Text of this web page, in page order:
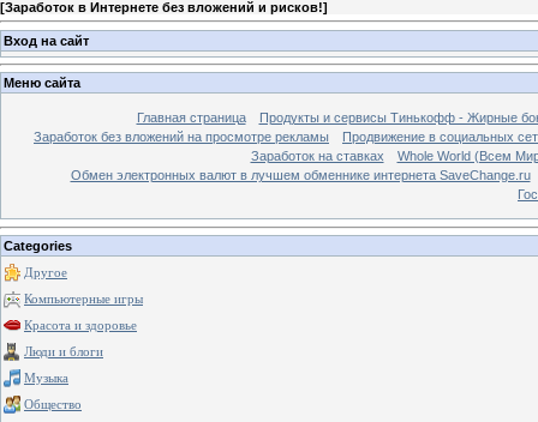
[Заработок в Интернете без вложений и рисков!]
Вход на сайт
Меню сайта
Главная страница
Продукты и сервисы Тинькофф - Жирные
Заработок без вложений на просмотре рекламы
Продвижение в социальных
Заработок на ставках
Whole World (Всем
Обмен электронных валют в лучшем обменнике интернета SaveChange.ru
Categories
Другое
Компьютерные игры
Красота и здоровье
Люди и блоги
Музыка
Общество